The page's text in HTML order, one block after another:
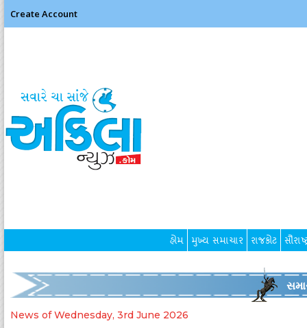
Create Account
હોમ મુખ્ય સમાચાર રાજકોટ
News of Wednesday, 3rd June 2026